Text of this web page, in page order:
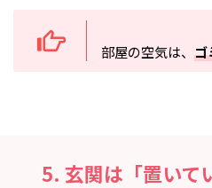
部屋の空気は、 ゴ
5. 玄関は「置いて